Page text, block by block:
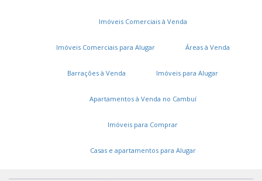
Imóveis Comerciais à Venda
Imóveis Comerciais para Alugar Áreas à Venda
Barrações à Venda Imóveis para Alugar
Apartamentos à Venda no Cambuí
Imóveis para Comprar
Casas e apartamentos para Alugar
A DUT Imóveis
Onde estamos
Gestão Real